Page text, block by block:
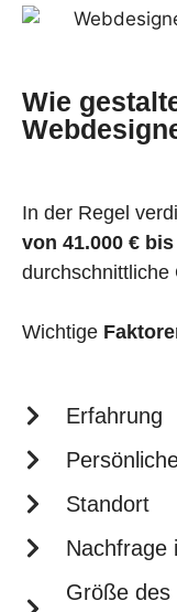
Wie
In der Regel
von 41.000 €
durchschnittliche
Wichtige
Erfahrung
Standort
Nachfrage
Größe des